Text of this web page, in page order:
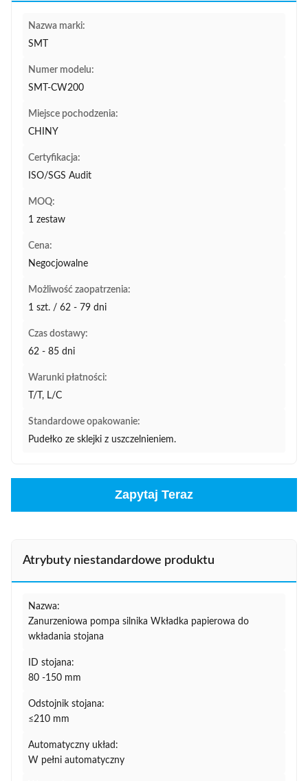
Nazwa marki:
SMT
Numer modelu:
SMT-CW200
Miejsce pochodzenia:
CHINY
Certyfikacja:
ISO/SGS Audit
MOQ:
1 zestaw
Cena:
Negocjowalne
Możliwość zaopatrzenia:
1 szt. / 62 - 79 dni
Czas dostawy:
62 - 85 dni
Warunki płatności:
T/T, L/C
Standardowe opakowanie:
Pudełko ze sklejki z uszczelnieniem.
Zapytaj Teraz
Atrybuty niestandardowe produktu
Nazwa:
Zanurzeniowa pompa silnika Wkładka papierowa do
wkładania stojana
ID stojana:
80 -150 mm
Odstojnik stojana:
≤210 mm
Automatyczny układ:
W pełni automatyczny